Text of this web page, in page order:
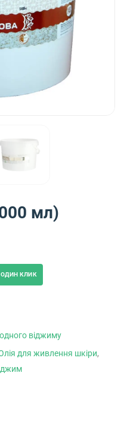
мл)
ОДИН КЛИК
віджиму
для живлення шкіри,